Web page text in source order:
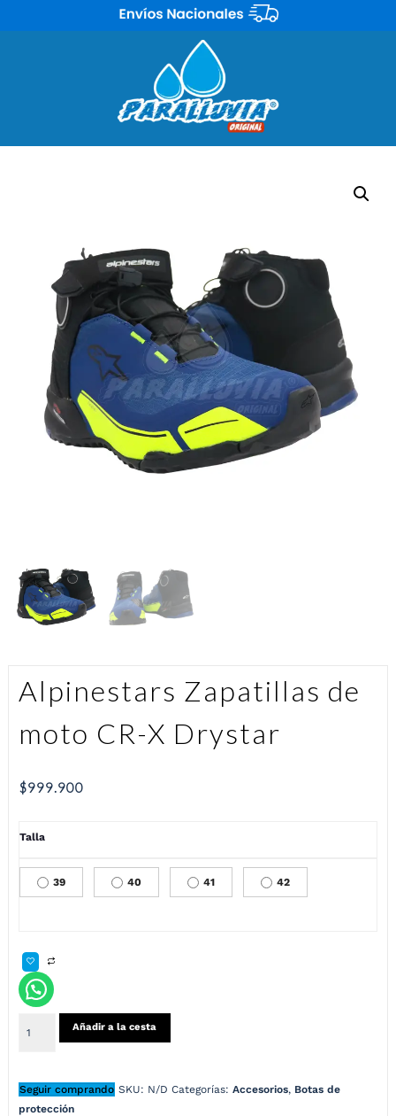
Alpinestars Zapatillas de
moto CR-X Drystar
$999.900
Talla
39 40 41 42
Añadir a la cesta
Seguir comprando SKU: N/D Categorías: Accesorios, Botas de
protección